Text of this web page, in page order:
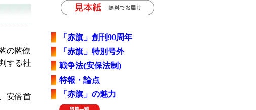
の閣僚
する社
安倍首
「赤旗」創刊90周年
「赤旗」特別号外
戦争法(安保法制)
特報・論点
「赤旗」の魅力